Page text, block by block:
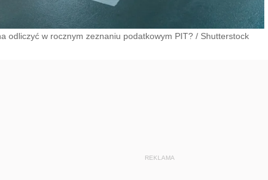
odliczyć w rocznym zeznaniu podatkowym PIT? / Shutterstock